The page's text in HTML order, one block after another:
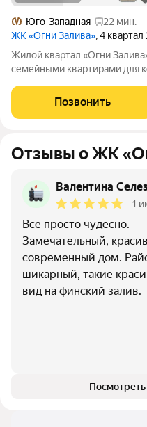
Юго-Западная
22 мин.
ЖК «Огни Залива», 4
Жилой квартал «Огни
семейными квартирами для
социальная среда. В
Позвонить
Отзывы о ЖК
Валентина
1
Все просто чудесно.
Замечательный,
современный дом.
шикарный, такие
вид на финский залив.